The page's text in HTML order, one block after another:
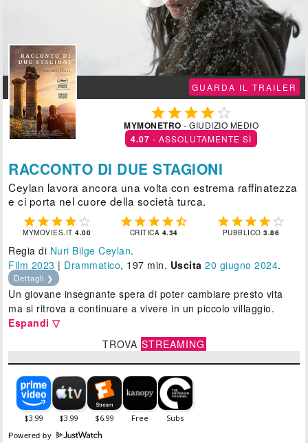
GUARDA IL TRAILER
 
MYMONETRO - GIUDIZIO MEDIO
4.07 - ASSOLUTAMENTE SÌ
RACCONTO DI DUE STAGIONI
Ceylan lavora ancora una volta con estrema raffinatezza
e ci porta nel cuore della società turca.
    
MYMOVIES.IT4.00
    
CRITICA 4.34
    
PUBBLICO3.86
Regia di Nuri Bilge Ceylan.
Film 2023 | Drammatico, 197 min. Uscita 20 giugno 2024.
Dettagli ❯
Un giovane insegnante spera di poter cambiare presto vita
ma si ritrova a continuare a vivere in un piccolo villaggio.
Espandi ▽
TROVA STREAMING
Powered by